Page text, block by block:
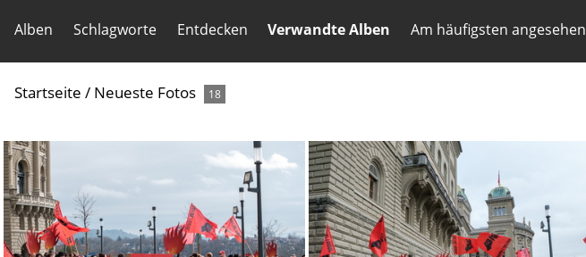
Alben Schlagworte Entdecken Verwandte Alben Am häufigsten angesehen
Startseite / Neueste Fotos 18